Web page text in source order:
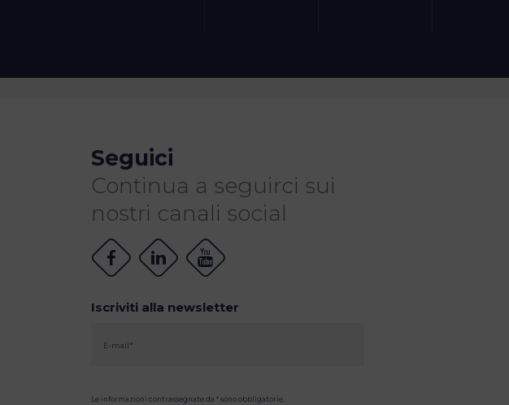
Seguici
Continua a seguirci sui
nostri canali social
Iscriviti alla newsletter
Le informazioni contrassegnate da * sono obbligatorie.